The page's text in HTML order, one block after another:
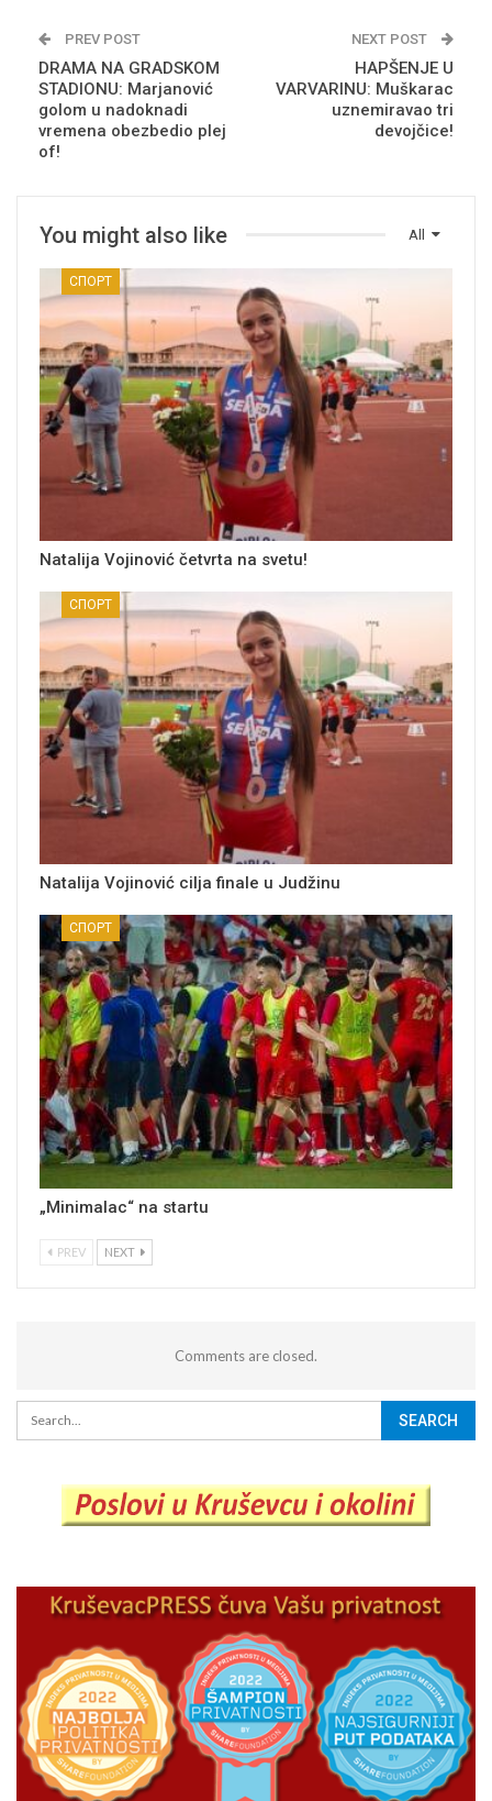
PREV POST
DRAMA NA GRADSKOM
STADIONU: Marjanović
golom u nadoknadi
vremena obezbedio plej
of!
NEXT POST
HAPŠENJE U
VARVARINU: Muškarac
uznemiravao tri
devojčice!
All
You might also like
СПОРТ
Natalija Vojinović četvrta na svetu!
СПОРТ
Natalija Vojinović cilja finale u Judžinu
СПОРТ
„Minimalac“ na startu
PREV NEXT
Comments are closed.